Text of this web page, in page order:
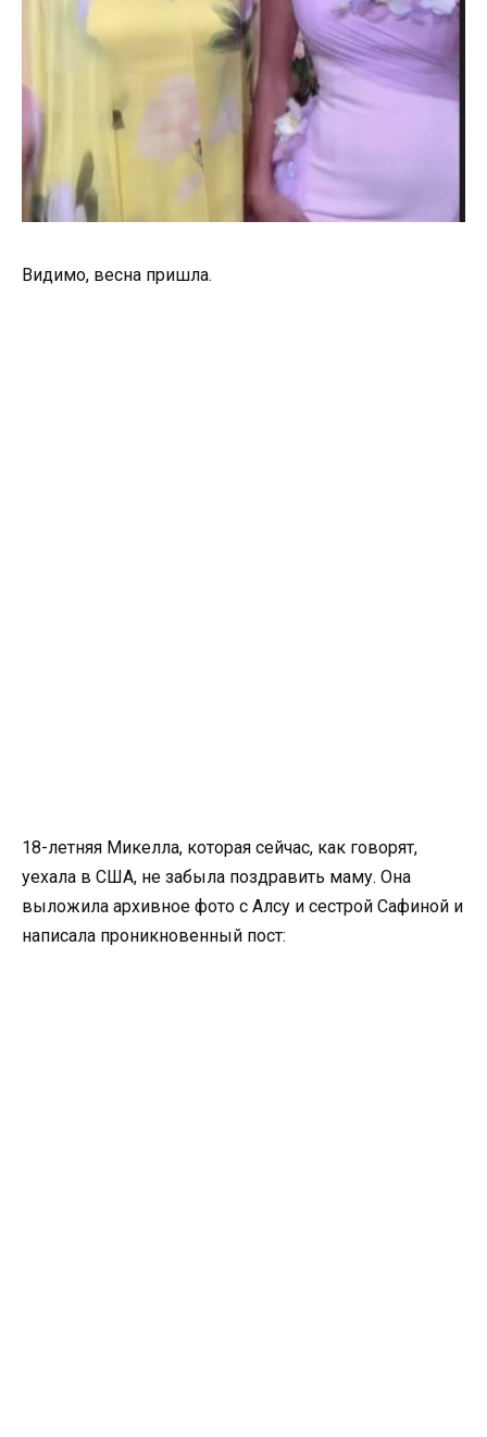
Видимо, весна пришла.
18-летняя Микелла, которая сейчас, как говорят,
уехала в США, не забыла поздравить маму. Она
выложила архивное фото с Алсу и сестрой Сафиной и
написала проникновенный пост: